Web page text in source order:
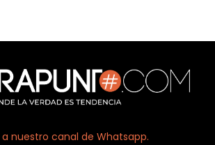
nuestro canal de Whatsapp.